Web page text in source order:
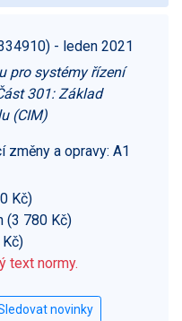
- leden 2021
pro systémy řízení
301: Základ
(CIM)
změny a opravy: A1
Kč)
(3 780 Kč)
text normy.